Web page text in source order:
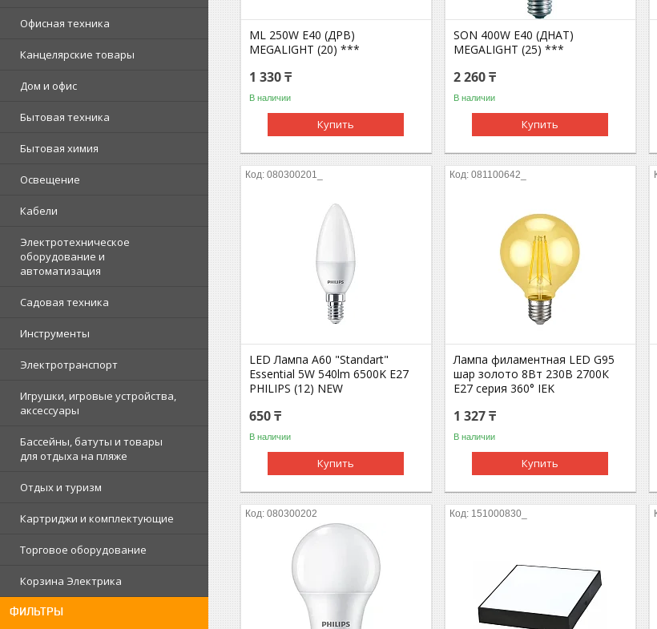
Офисная техника
Канцелярские товары
Дом и офис
Бытовая техника
Бытовая химия
Освещение
Кабели
Электротехническое
оборудование и
автоматизация
Садовая техника
Инструменты
Электротранспорт
Игрушки, игровые устройства,
аксессуары
Бассейны, батуты и товары
для отдыха на пляже
Отдых и туризм
Картриджи и комплектующие
Торговое оборудование
Корзина Электрика
ФИЛЬТРЫ
ML 250W E40 (ДРВ)
MEGALIGHT (20) ***
1 330 ₸
В наличии
Купить
SON 400W E40 (ДНАТ)
MEGALIGHT (25) ***
2 260 ₸
В наличии
Купить
080300201_
LED Лампа A60 "Standart"
Essential 5W 540lm 6500K E27
PHILIPS (12) NEW
650 ₸
В наличии
Купить
081100642_
Лампа филаментная LED G95
шар золото 8Вт 230В 2700К
E27 серия 360° IEK
1 327 ₸
В наличии
Купить
080300202 151000830_